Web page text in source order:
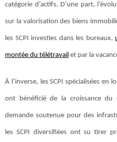
catégorie d’actifs. D’une part,
sur la valorisation des biens
les SCPI investies dans les bureaux,
montée du télétravail et par la
À l’inverse, les SCPI spécialisées en
ont bénéficié de la croissance
demande soutenue pour des
les SCPI diversifiées ont su tirer